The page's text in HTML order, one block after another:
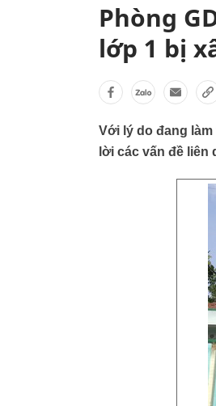
Phòng
lớp 1 bị
Với lý do đang
lời các vấn đề